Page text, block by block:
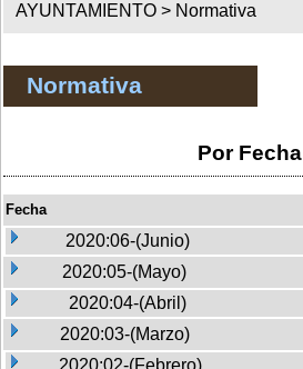
AYUNTAMIENTO > Normativa
Normativa
Por Fecha
Fecha
2020:06-(Junio)
2020:05-(Mayo)
2020:04-(Abril)
2020:03-(Marzo)
2020:02-(Febrero)